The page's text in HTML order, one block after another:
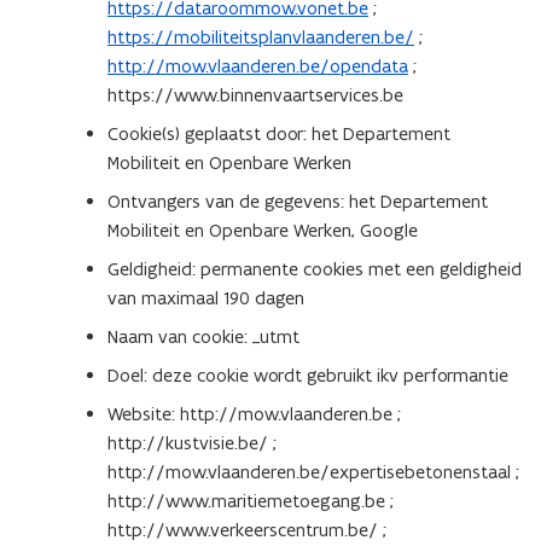
)https://dataroommow.vonet.be ;
https://mobiliteitsplanvlaanderen.be/ ;
http://mow.vlaanderen.be/opendata ;
https://www.binnenvaartservices.be
Cookie(s) geplaatst door: het Departement
Mobiliteit en Openbare Werken
Ontvangers van de gegevens: het Departement
Mobiliteit en Openbare Werken, Google
Geldigheid: permanente cookies met een geldigheid
van maximaal 190 dagen
Naam van cookie: _utmt
Doel: deze cookie wordt gebruikt ikv performantie
Website: http://mow.vlaanderen.be ;
http://kustvisie.be/ ;
http://mow.vlaanderen.be/expertisebetonenstaal ;
http://www.maritiemetoegang.be ;
http://www.verkeerscentrum.be/ ;